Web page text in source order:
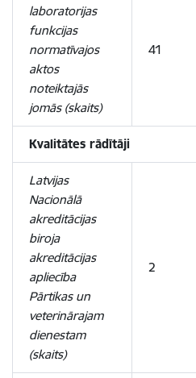
laboratorijas
funkcijas
normatīvajos
aktos
noteiktajās
jomās (skaits)
41
Kvalitātes rādītāji
Latvijas
Nacionālā
akreditācijas
biroja
akreditācijas
apliecība
Pārtikas un
veterinārajam
dienestam
(skaits)
2